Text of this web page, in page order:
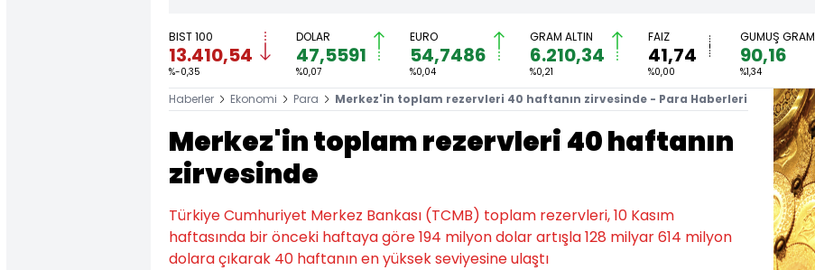
BIST 100
13.410,54
%-0,35
DOLAR
47,5591
%0,07
EURO
54,7486
%0,04
GRAM ALTIN
6.210,34
%0,21
FAİZ
41,74
%0,00
GÜMÜŞ GRAM
90,16
%1,34
Haberler Ekonomi Para Merkez'in toplam rezervleri 40 haftanın zirvesinde - Para Haberleri
Merkez'in toplam rezervleri 40 haftanın
zirvesinde
Türkiye Cumhuriyet Merkez Bankası (TCMB) toplam rezervleri, 10 Kasım
haftasında bir önceki haftaya göre 194 milyon dolar artışla 128 milyar 614 milyon
dolara çıkarak 40 haftanın en yüksek seviyesine ulaştı